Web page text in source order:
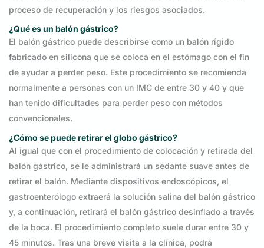
proceso de recuperación y los riesgos asociados.
¿Qué es un balón gástrico?
El balón gástrico puede describirse como un balón rígido
fabricado en silicona que se coloca en el estómago con el fin
de ayudar a perder peso. Este procedimiento se recomienda
normalmente a personas con un IMC de entre 30 y 40 y que
han tenido dificultades para perder peso con métodos
convencionales.
¿Cómo se puede retirar el globo gástrico?
Al igual que con el procedimiento de colocación y retirada del
balón gástrico, se le administrará un sedante suave antes de
retirar el balón. Mediante dispositivos endoscópicos, el
gastroenterólogo extraerá la solución salina del balón gástrico
y, a continuación, retirará el balón gástrico desinflado a través
de la boca. El procedimiento completo suele durar entre 30 y
45 minutos. Tras una breve visita a la clínica, podrá